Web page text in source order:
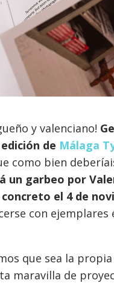
y valenciano!
de Málaga
como bien
un garbeo por
concreto el 4 de
con
que sea la
maravilla de